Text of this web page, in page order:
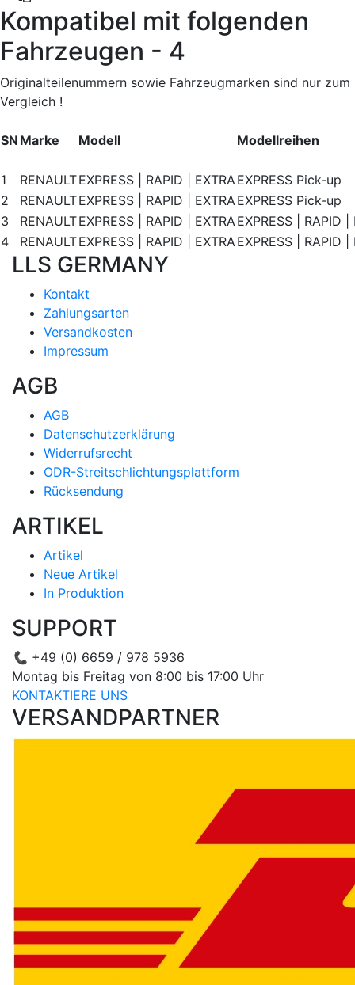
Kompatibel mit folgenden
Fahrzeugen - 4
Originalteilenummern sowie Fahrzeugmarken sind nur zum
Vergleich !
SN Marke Modell Modellreihen
1 RENAULTEXPRESS | RAPID | EXTRAEXPRESS Pick-up
2
RENAULTEXPRESS | RAPID | EXTRAEXPRESS Pick-up
3
RENAULTEXPRESS | RAPID | EXTRAEXPRESS | RAPID
4
RENAULTEXPRESS | RAPID | EXTRAEXPRESS | RAPID
LLS GERMANY
Kontakt
Zahlungsarten
Versandkosten
Impressum
AGB
AGB
Datenschutzerklärung
Widerrufsrecht
ODR-Streitschlichtungsplattform
Rücksendung
ARTIKEL
Artikel
Neue Artikel
In Produktion
SUPPORT
📞 +49 (0) 6659 / 978 5936
Montag bis Freitag von 8:00 bis 17:00 Uhr
KONTAKTIERE UNS
VERSANDPARTNER